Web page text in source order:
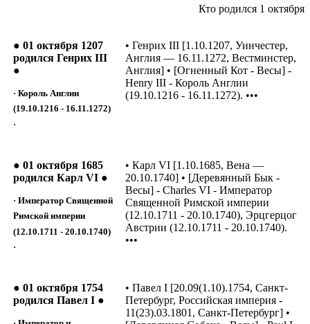
Кто родился 1 октября
● 01 октября 1207
родился Генрих III
●
· Король Англии
(19.10.1216 - 16.11.1272)
·
• Генрих III [1.10.1207, Уинчестер,
Англия — 16.11.1272, Вестминстер,
Англия] • [Огненный Кот - Весы] -
Henry III - Король Англии
(19.10.1216 - 16.11.1272). •••
● 01 октября 1685
родился Карл VI ●
· Император Священной
Римской империи
(12.10.1711 - 20.10.1740)
·
• Карл VI [1.10.1685, Вена —
20.10.1740] • [Деревянный Бык -
Весы] - Charles VI - Император
Священной Римской империи
(12.10.1711 - 20.10.1740), Эрцгерцог
Австрии (12.10.1711 - 20.10.1740).
•••
● 01 октября 1754
родился Павел I ●
• Павел I [20.09(1.10).1754, Санкт-
Петербург, Российская империя -
11(23).03.1801, Санкт-Петербург] •